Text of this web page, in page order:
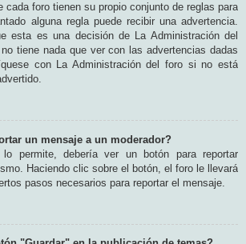
cada foro tienen su propio conjunto de reglas para
alguna regla puede recibir una advertencia.
esta es una decisión de La Administración del
tiene nada que ver con las advertencias dadas
con La Administración del foro si no está
un mensaje a un moderador?
permite, debería ver un botón para reportar
Haciendo clic sobre el botón, el foro le llevará
pasos necesarios para reportar el mensaje.